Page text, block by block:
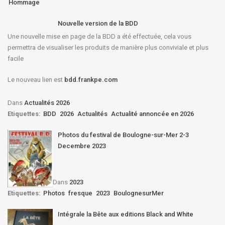
Hommage
Nouvelle version de la BDD
Une nouvelle mise en page de la BDD a été effectuée, cela vous
permettra de visualiser les produits de manière plus conviviale et plus
facile
Le nouveau lien est bdd.frankpe.com
Dans Actualités 2026
Etiquettes: BDD 2026 Actualités Actualité annoncée en 2026
Photos du festival de Boulogne-sur-Mer 2-3
Decembre 2023
Dans 2023
Etiquettes: Photos fresque 2023 BoulognesurMer
Intégrale la Bête aux editions Black and White